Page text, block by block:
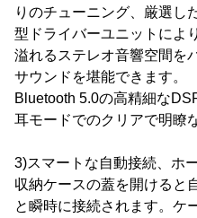
りのチューニング、厳選し
型ドライバーユニットによ
溢れるステレオ音響空間を
サウンドを堪能できます。
Bluetooth 5.0の高精細な
耳モードでのクリアで明瞭
3)スマートな自動接続、ホ
収納ケースの蓋を開けると
と瞬時に接続されます。ケ